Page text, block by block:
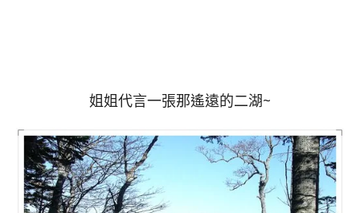
姐姐代言一張那遙遠的二湖~